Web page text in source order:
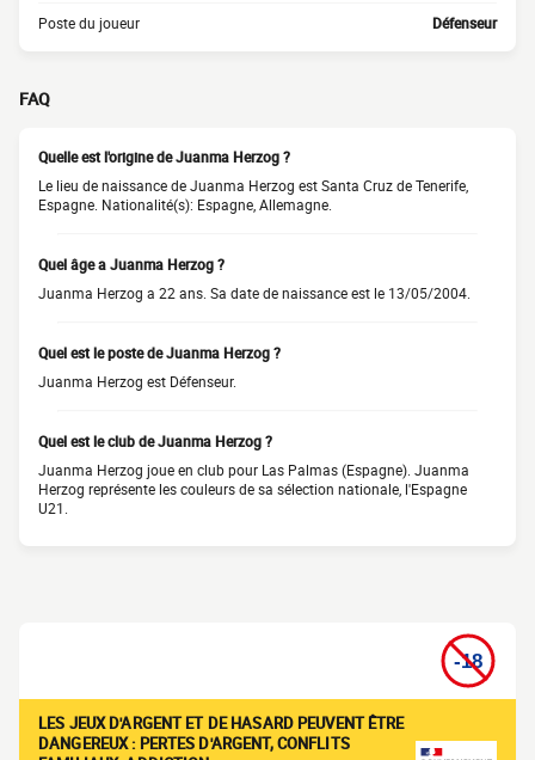
Poste du joueur Défenseur
FAQ
Quelle est l'origine de Juanma Herzog ?
Le lieu de naissance de Juanma Herzog est Santa Cruz de Tenerife,
Espagne. Nationalité(s): Espagne, Allemagne.
Quel âge a Juanma Herzog ?
Juanma Herzog a 22 ans. Sa date de naissance est le 13/05/2004.
Quel est le poste de Juanma Herzog ?
Juanma Herzog est Défenseur.
Quel est le club de Juanma Herzog ?
Juanma Herzog joue en club pour Las Palmas (Espagne). Juanma
Herzog représente les couleurs de sa sélection nationale, l'Espagne
U21.
LES JEUX D'ARGENT ET DE HASARD PEUVENT ÊTRE
DANGEREUX : PERTES D'ARGENT, CONFLITS